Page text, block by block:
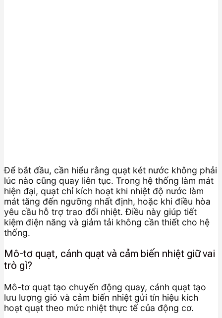
Để bắt đầu, cần hiểu rằng quạt két nước không phải
lúc nào cũng quay liên tục. Trong hệ thống làm mát
hiện đại, quạt chỉ kích hoạt khi nhiệt độ nước làm
mát tăng đến ngưỡng nhất định, hoặc khi điều hòa
yêu cầu hỗ trợ trao đổi nhiệt. Điều này giúp tiết
kiệm điện năng và giảm tải không cần thiết cho hệ
thống.
Mô-tơ quạt, cánh quạt và cảm biến nhiệt giữ vai
trò gì?
Mô-tơ quạt tạo chuyển động quay, cánh quạt tạo
lưu lượng gió và cảm biến nhiệt gửi tín hiệu kích
hoạt quạt theo mức nhiệt thực tế của động cơ.